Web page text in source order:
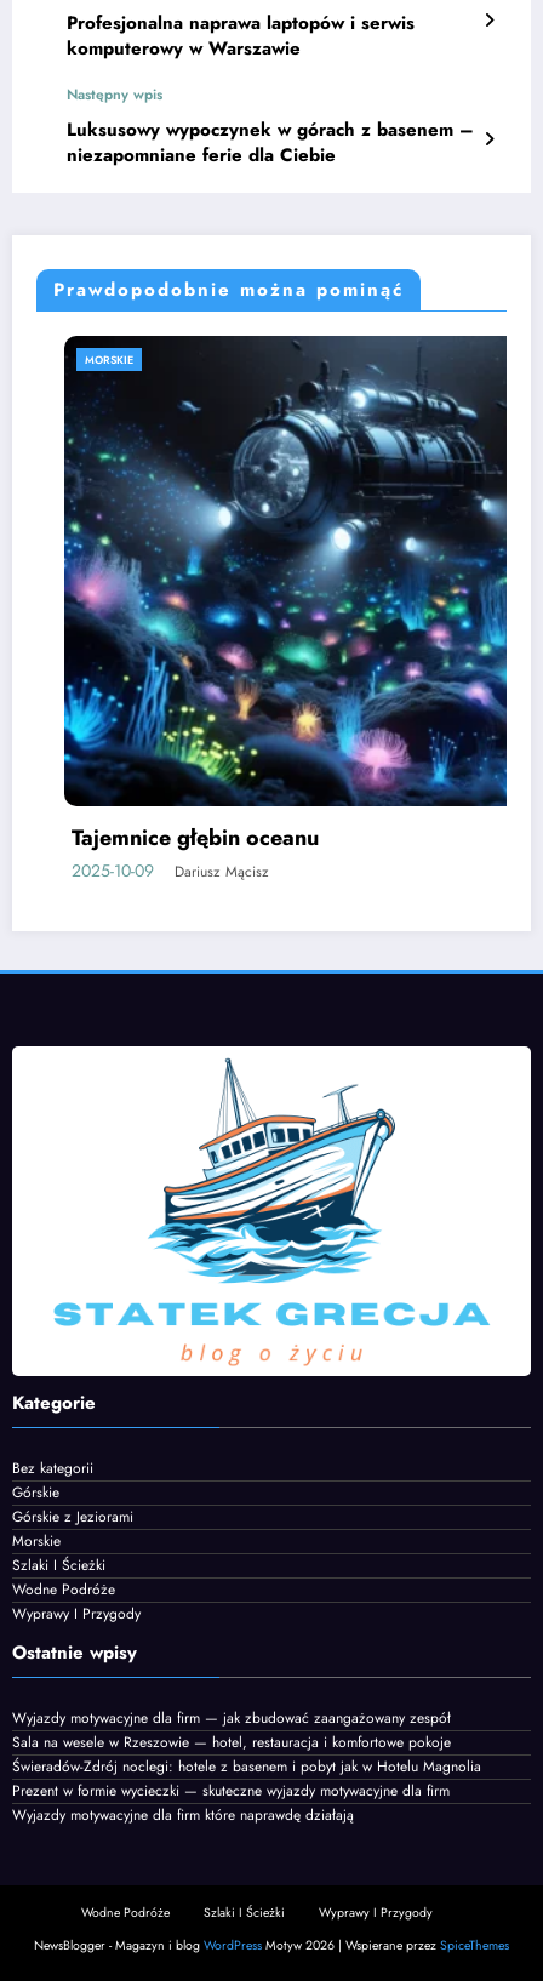
Profesjonalna naprawa laptopów i serwis
komputerowy w Warszawie
Następny wpis
Luksusowy wypoczynek w górach z basenem –
niezapomniane ferie dla Ciebie
Prawdopodobnie można pominąć
MORSKIE
Tajemnice głębin oceanu
2025-10-09 Dariusz Mącisz
Kategorie
Bez kategorii
Górskie
Górskie z Jeziorami
Morskie
Szlaki I Ścieżki
Wodne Podróże
Wyprawy I Przygody
Ostatnie wpisy
Wyjazdy motywacyjne dla firm — jak zbudować zaangażowany zespół
Sala na wesele w Rzeszowie — hotel, restauracja i komfortowe pokoje
Świeradów-Zdrój noclegi: hotele z basenem i pobyt jak w Hotelu Magnolia
Prezent w formie wycieczki — skuteczne wyjazdy motywacyjne dla firm
Wyjazdy motywacyjne dla firm które naprawdę działają
Wodne Podróże Szlaki I Ścieżki
Wyprawy I Przygody
NewsBlogger - Magazyn i blog WordPress Motyw 2026 | Wspierane przez SpiceThemes